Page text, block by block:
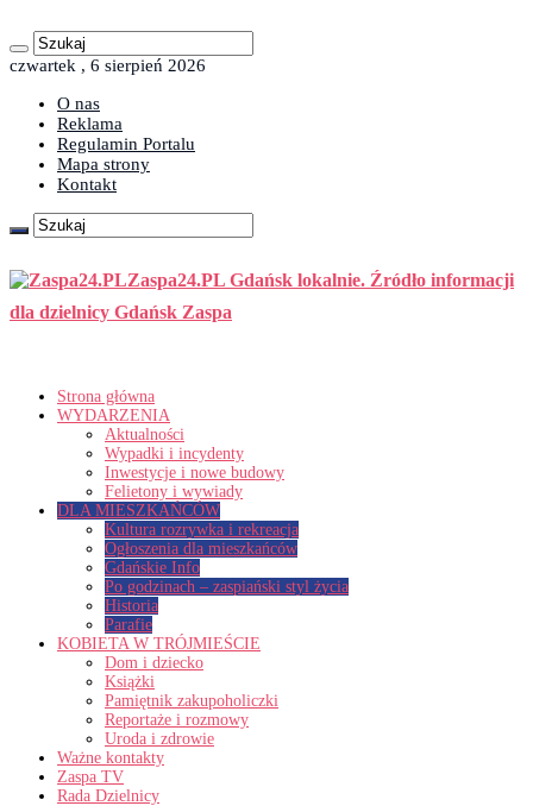
czwartek , 6 sierpień 2026
O nas
Reklama
Regulamin Portalu
Mapa strony
Kontakt
Zaspa24.PL Gdańsk lokalnie. Źródło informacji
dla dzielnicy Gdańsk Zaspa
Strona główna
WYDARZENIA
Aktualności
Wypadki i incydenty
Inwestycje i nowe budowy
Felietony i wywiady
DLA MIESZKAŃCÓW
Kultura rozrywka i rekreacja
Ogłoszenia dla mieszkańców
Gdańskie Info
Po godzinach – zaspiański styl życia
Historia
Parafie
KOBIETA W TRÓJMIEŚCIE
Dom i dziecko
Książki
Pamiętnik zakupoholiczki
Reportaże i rozmowy
Uroda i zdrowie
Ważne kontakty
Zaspa TV
Rada Dzielnicy